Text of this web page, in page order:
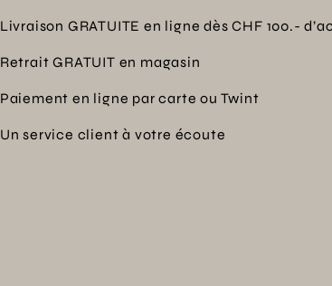
Livraison GRATUITE en ligne dès CHF 100.-
Retrait GRATUIT en magasin
Paiement en ligne par carte ou Twint
Un service client à votre écoute